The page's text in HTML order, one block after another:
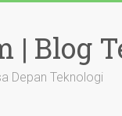
| Blog
Depan Teknologi